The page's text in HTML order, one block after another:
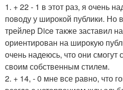
1. + 22 - 1 в этот раз, я очень
поводу у широкой публики. Но
трейлер Dice также заставил
ориентирован на широкую
очень надеюсь, что они
своим собственным стилем.
2. + 14, - 0 мне все равно, что